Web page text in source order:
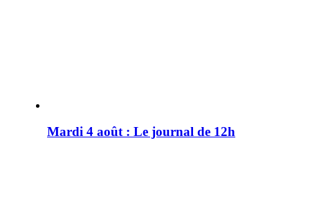
Mardi 4 août : Le journal de 12h